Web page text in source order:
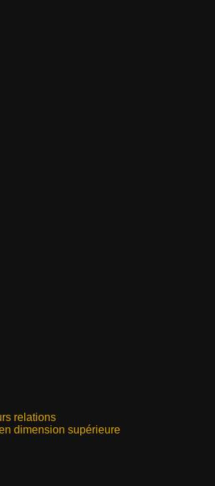
relations
dimension supérieure